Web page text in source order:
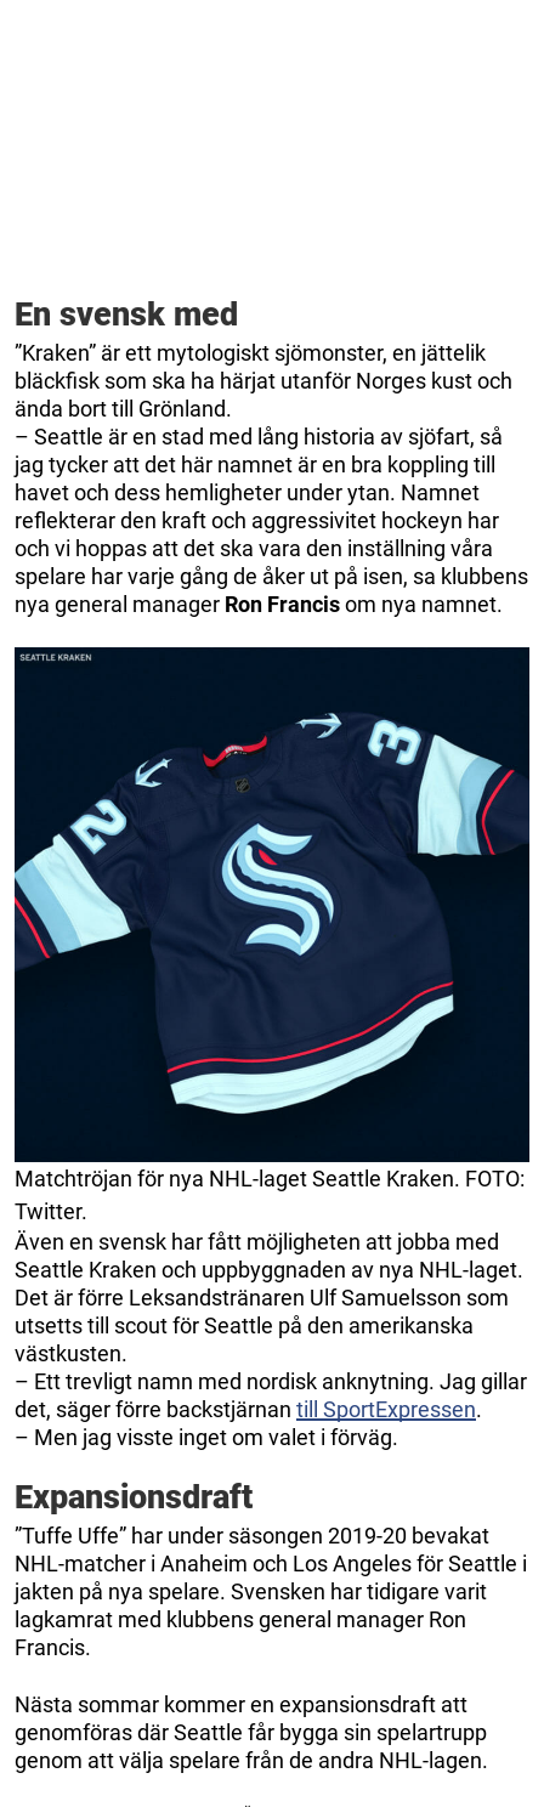
En svensk med
”Kraken” är ett mytologiskt sjömonster, en jättelik
bläckfisk som ska ha härjat utanför Norges kust och
ända bort till Grönland.
– Seattle är en stad med lång historia av sjöfart, så
jag tycker att det här namnet är en bra koppling till
havet och dess hemligheter under ytan. Namnet
reflekterar den kraft och aggressivitet hockeyn har
och vi hoppas att det ska vara den inställning våra
spelare har varje gång de åker ut på isen, sa klubbens
nya general manager Ron Francisom nya namnet.
Matchtröjan för nya NHL-laget Seattle Kraken. FOTO:
Twitter.
Även en svensk har fått möjligheten att jobba med
Seattle Kraken och uppbyggnaden av nya NHL-laget.
Det är förre Leksandstränaren Ulf Samuelsson som
utsetts till scout för Seattle på den amerikanska
västkusten.
– Ett trevligt namn med nordisk anknytning. Jag gillar
det, säger förre backstjärnan till SportExpressen.
– Men jag visste inget om valet i förväg.
Expansionsdraft
”Tuffe Uffe” har under säsongen 2019-20 bevakat
NHL-matcher i Anaheim och Los Angeles för Seattle i
jakten på nya spelare. Svensken har tidigare varit
lagkamrat med klubbens general manager Ron
Francis.
Nästa sommar kommer en expansionsdraft att
genomföras där Seattle får bygga sin spelartrupp
genom att välja spelare från de andra NHL-lagen.